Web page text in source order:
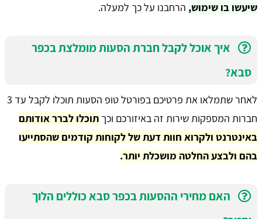
שיעשו בו שימוש, הרחבנו על כך למעלה.
איך אוכל לקבל חברת הסעות מומלצת בכפר
סבא?
לאחר שתמלאו את פרטיכם בפורטל טופ הסעות תוכלו לקבל עד 3
חברות המספקות שירות זה באיזורכם וכך תוכלו לברר אודותם
באינטרנט ולקרוא חוות דעת של לקוחות קודמים שהסתייעו
בהם ולבצע החלטה מושכלת יותר.
האם מחירי ההסעות בכפר סבא כוללים הלוך